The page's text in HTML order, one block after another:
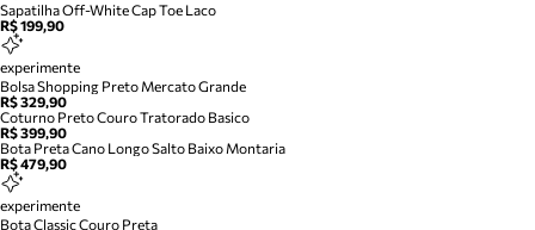
Sapatilha Off-White Cap Toe Laco
R$ 199,90
experimente
Bolsa Shopping Preto Mercato Grande
R$ 329,90
Coturno Preto Couro Tratorado Basico
R$ 399,90
Bota Preta Cano Longo Salto Baixo Montaria
R$ 479,90
experimente
Bota Classic Couro Preta